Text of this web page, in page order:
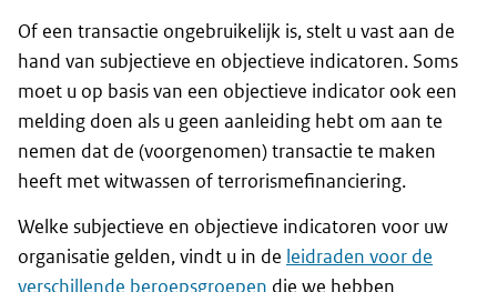
Of een transactie ongebruikelijk is, stelt u vast aan de
hand van subjectieve en objectieve indicatoren. Soms
moet u op basis van een objectieve indicator ook een
melding doen als u geen aanleiding hebt om aan te
nemen dat de (voorgenomen) transactie te maken
heeft met witwassen of terrorismefinanciering.
Welke subjectieve en objectieve indicatoren voor uw
organisatie gelden, vindt u in de leidraden voor de
verschillende beroepsgroepen die we hebben